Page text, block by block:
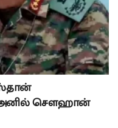
அனில் சௌஹான்